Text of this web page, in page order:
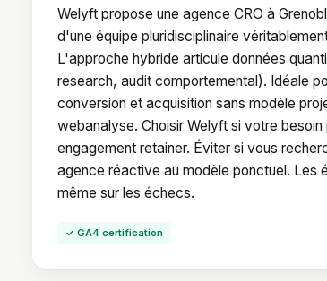
Welyft propose une agence CRO à
d'une équipe pluridisciplinaire
L'approche hybride articule données
research, audit comportemental). Idéale
conversion et acquisition sans modèle
webanalyse. Choisir Welyft si votre
engagement retainer. Éviter si vous
agence réactive au modèle ponctuel. Les
même sur les échecs.
✓ GA4 certification